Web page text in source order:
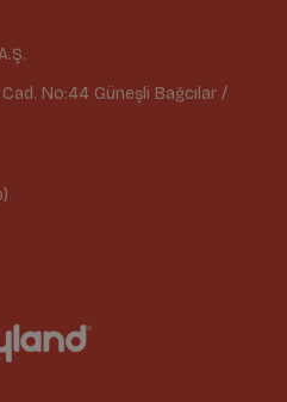
No:44 Güneşli Bağcılar /